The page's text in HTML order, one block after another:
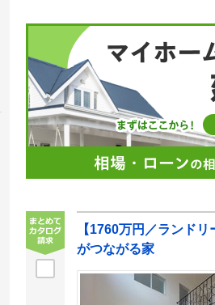
【1760万円／ランド
がつながる家